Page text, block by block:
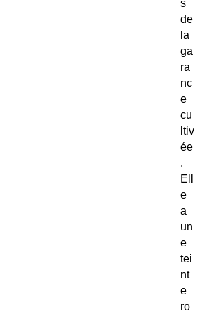
s
de
la
ga
ra
nc
e
cu
ltiv
ée
.
Ell
e
a
un
e
tei
nt
e
ro